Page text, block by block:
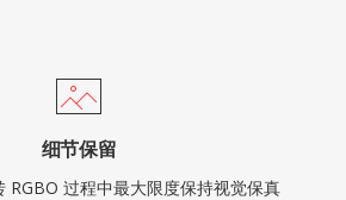
细节保留
RGBO 过程中最大限度保持视觉保真